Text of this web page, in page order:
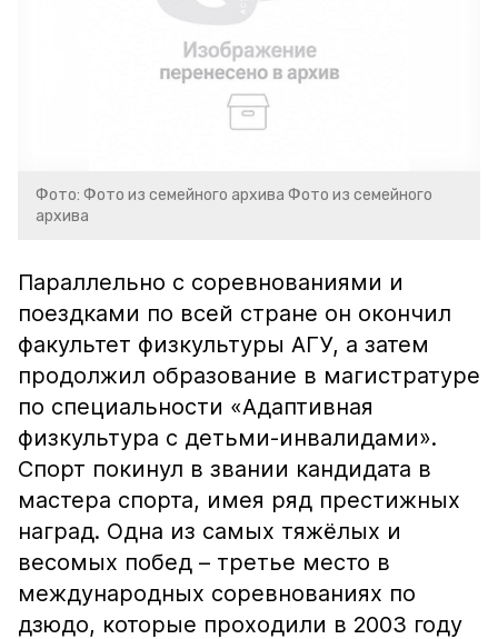
Фото: Фото из семейного архива Фото из семейного
архива
Параллельно с соревнованиями и
поездками по всей стране он окончил
факультет физкультуры АГУ, а затем
продолжил образование в магистратуре
по специальности «Адаптивная
физкультура с детьми-инвалидами».
Спорт покинул в звании кандидата в
мастера спорта, имея ряд престижных
наград. Одна из самых тяжёлых и
весомых побед – третье место в
международных соревнованиях по
дзюдо, которые проходили в 2003 году